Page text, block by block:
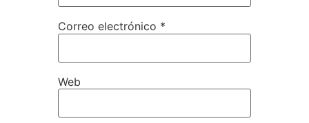
Correo electrónico *
Web